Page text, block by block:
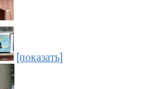
[показать]